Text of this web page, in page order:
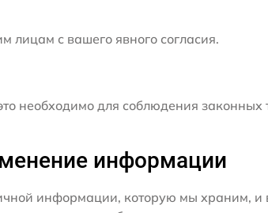
с вашего явного согласия.
необходимо для соблюдения
информации
информации, которую мы храним, и